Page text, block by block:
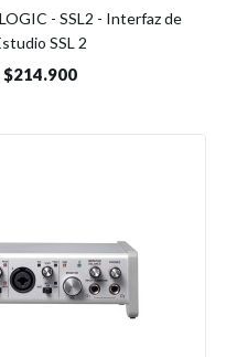
- SSL2 - Interfaz de
SSL 2
$214.900